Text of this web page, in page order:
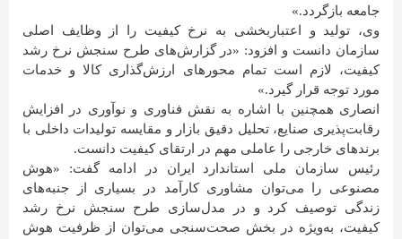
جامعه بازگردد.»
وی، تولید و اعتباربخشی به نرخ کیفیت را از وظایف اصلی
سازمان دانست و افزود: «در گزارش‌های طرح سنجش نرخ رشد
کیفیت، لازم است تمام محورهای ارزش‌گذاری کالا و خدمات
مورد توجه قرار گیرد.»
انصاری همچنین با اشاره به نقش فناوری و نوآوری در افزایش
رقابت‌پذیری صنایع، تحلیل دقیق بازار و مقایسه تولیدات داخلی با
برندهای خارجی را عاملی مهم در ارتقای کیفیت دانست.
رئیس سازمان ملی استاندارد ایران در ادامه گفت: «هوش
مصنوعی را می‌توان مشاوری کارآمد در بسیاری از جنبه‌های
زندگی توصیف کرد و در مدل‌سازی طرح سنجش نرخ رشد
کیفیت، به‌ویژه در بخش صحت‌سنجی می‌توان از ظرفیت هوش